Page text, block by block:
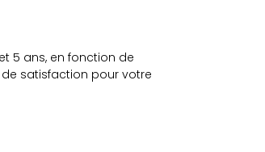
5 ans, en fonction de
satisfaction pour votre